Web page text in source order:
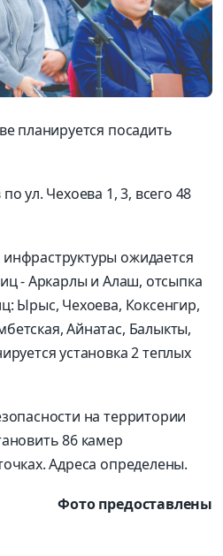
планируется посадить
ул. Чехоева 1, 3, всего 48
ожидается
- Аркарлы и Алаш, отсыпка
Ырыс, Чехоева, Коксенгир,
Айнатас, Балыкты,
установка 2 теплых
на территории
86 камер
Адреса определены.
Фото предоставлены